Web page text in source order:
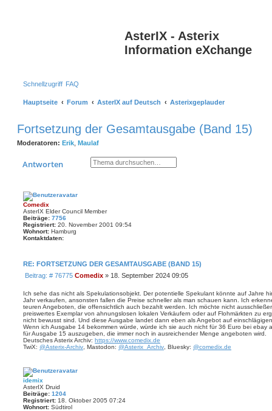
AsterIX - Asterix
Information eXchange
Schnellzugriff FAQ
Hauptseite Forum AsterIX auf Deutsch Asterixgeplauder
Fortsetzung der Gesamtausgabe (Band 15)
Moderatoren: Erik Maulaf
Antworten Suche
Erweiterte Suche
Comedix
AsterIX Elder Council Member
Beiträge: 7756
Registriert: 20. November 2001 09:54
Wohnort: Hamburg
Kontaktdaten:
k
d
a
t
e
n
v
o
n
C
o
d
i
x
RE: FORTSETZUNG DER GESAMTAUSGABE (BAND 15)
Beitrag: # 76775B
i
t
r
a
g
Comedix » 18. September 2024 09:05
Ich sehe das nicht als Spekulationsobjekt. Der potentielle Spekulant könnte auf Jahre
Jahr verkaufen, ansonsten fallen die Preise schneller als man schauen kann. Ich
teuren Angeboten, die offensichtlich auch bezahlt werden. Ich möchte nicht
preiswertes Exemplar von ahnungslosen lokalen Verkäufern oder auf Flohmärkten zu
nicht bewusst sind. Und diese Ausgabe landet dann eben als Angebot auf
Wenn ich Ausgabe 14 bekommen würde, würde ich sie auch nicht für 36 Euro bei ebay
für Ausgabe 15 auszugeben, die immer noch in ausreichender Menge angeboten wird.
Deutsches Asterix Archiv: https://www.comedix.de
TwiX: @Asterix-Archiv , Mastodon: @Asterix_Archiv , Bluesky: @comedix.de
idemix
AsterIX Druid
Beiträge: 1204
Registriert: 18. Oktober 2005 07:24
Wohnort: Südtirol